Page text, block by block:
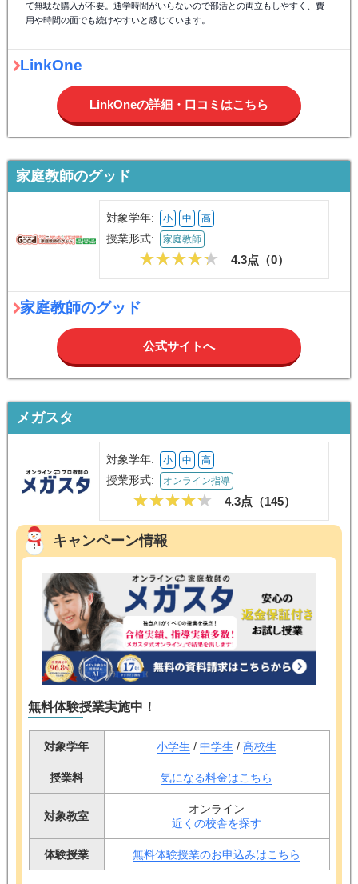
て無駄な購入が不要。通学時間がいらないので部活との両立もしやすく、費
用や時間の面でも続けやすいと感じています。
LinkOne
LinkOneの詳細・口コミはこちら
家庭教師のグッド
対象学年: 小 中 高
授業形式: 家庭教師
4.3点（0）
家庭教師のグッド
公式サイトへ
メガスタ
対象学年: 小 中 高
授業形式: オンライン指導
4.3点（145）
キャンペーン情報
無料体験授業実施中！
対象学年 小学生 / 中学生 / 高校生
授業料 気になる料金はこちら
対象教室
オンライン
近くの校舎を探す
体験授業 無料体験授業のお申込みはこちら